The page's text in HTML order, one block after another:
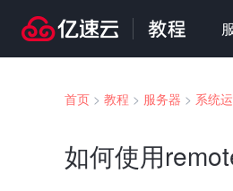
首页 > 教程 > 服务器 > 系统
如何使用